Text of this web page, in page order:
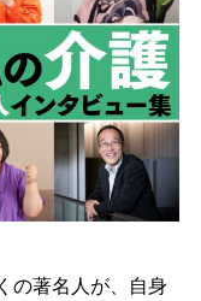
の著名人が、自身